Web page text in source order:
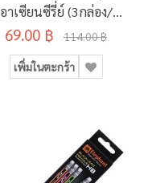
อาเซียนซีรี่ย์ (3กล่อง/
แพ็ค)
69.00 ฿ 114.00 ฿
เพิ่มในตะกร้า